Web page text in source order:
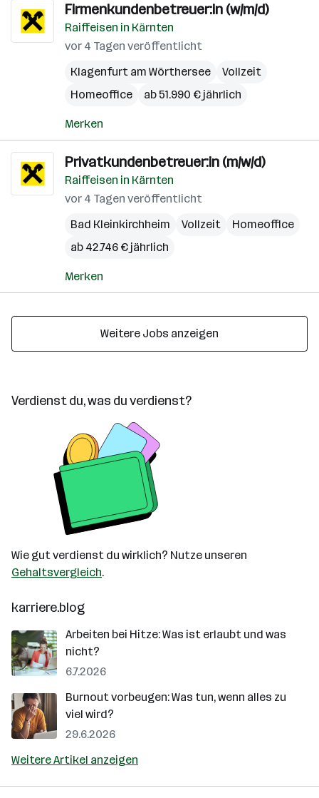
Firmenkundenbetreuer:in (w/m/d)
Raiffeisen in Kärnten
vor 4 Tagen veröffentlicht
Klagenfurt am Wörthersee
Vollzeit
Homeoffice
ab 51.990 € jährlich
Merken
Privatkundenbetreuer:in (m/w/d)
Raiffeisen in Kärnten
vor 4 Tagen veröffentlicht
Bad Kleinkirchheim
Vollzeit
Homeoffice
ab 42.746 € jährlich
Merken
Weitere Jobs anzeigen
Verdienst du, was du verdienst?
Wie gut verdienst du wirklich? Nutze unseren
Gehaltsvergleich.
karriere.blog
Arbeiten bei Hitze: Was ist erlaubt und was
nicht?
6.7.2026
Burnout vorbeugen: Was tun, wenn alles zu
viel wird?
29.6.2026
Weitere Artikel anzeigen